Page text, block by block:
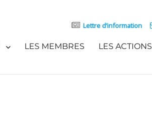
Lettre d’information
LES MEMBRES LES ACTIONS